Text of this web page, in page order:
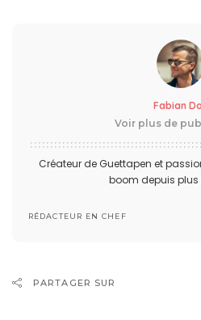
Fabian
Voir plus de
Créateur de Guettapen et
boom depuis plus
RÉDACTEUR EN CHEF
PARTAGER SUR